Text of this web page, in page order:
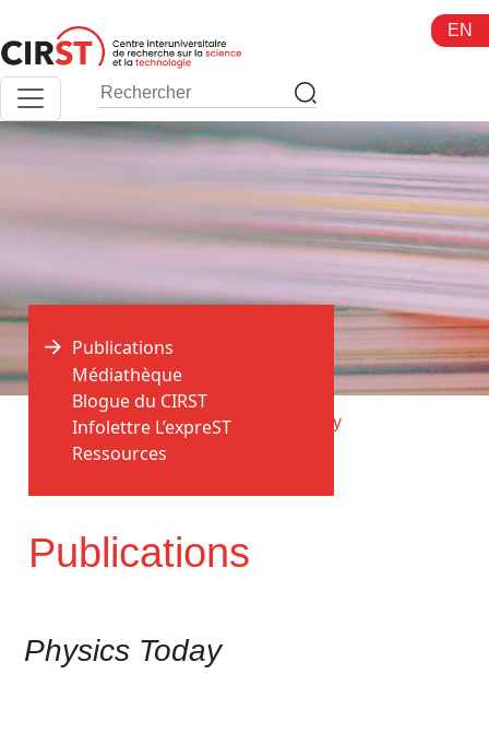
au
contenu
EN
Accueil > Publications > Physics Today
Publications
Publications
Médiathèque
Blogue du CIRST
Infolettre L’expreST
Ressources
Physics Today